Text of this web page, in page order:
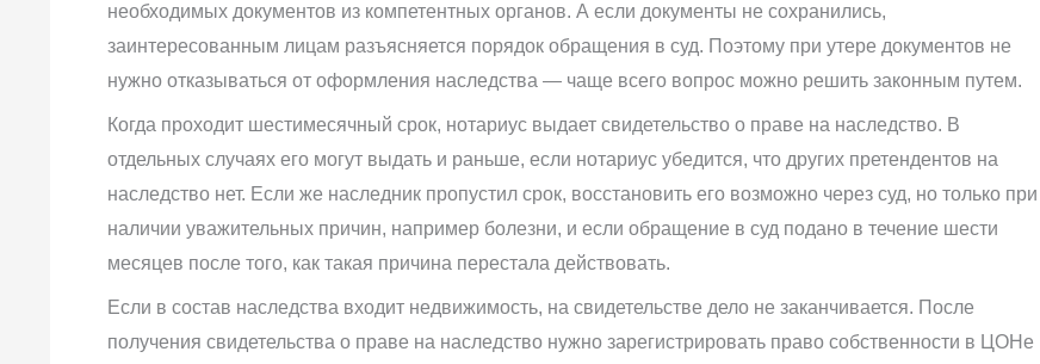
необходимых документов из компетентных органов. А если документы не сохранились,
заинтересованным лицам разъясняется порядок обращения в суд. Поэтому при утере документов не
нужно отказываться от оформления наследства — чаще всего вопрос можно решить законным путем.
Когда проходит шестимесячный срок, нотариус выдает свидетельство о праве на наследство. В
отдельных случаях его могут выдать и раньше, если нотариус убедится, что других претендентов на
наследство нет. Если же наследник пропустил срок, восстановить его возможно через суд, но только при
наличии уважительных причин, например болезни, и если обращение в суд подано в течение шести
месяцев после того, как такая причина перестала действовать.
Если в состав наследства входит недвижимость, на свидетельстве дело не заканчивается. После
получения свидетельства о праве на наследство нужно зарегистрировать право собственности в ЦОНе